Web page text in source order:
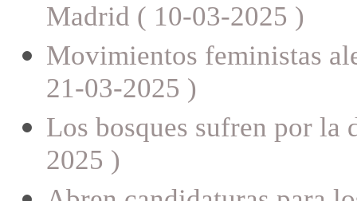
Madrid ( 10-03-2025 )
Movimientos feministas
21-03-2025 )
Los bosques sufren por
2025 )